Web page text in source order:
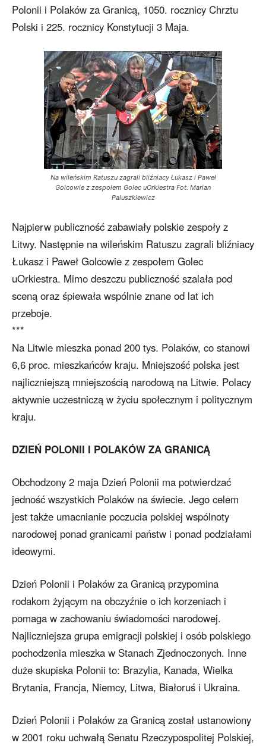
Polonii i Polaków za Granicą, 1050. rocznicy Chrztu
Polski i 225. rocznicy Konstytucji 3 Maja.
Na wileńskim Ratuszu zagrali bliźniacy Łukasz i Paweł
Golcowie z zespołem Golec uOrkiestra Fot. Marian
Paluszkiewicz
Najpierw publiczność zabawiały polskie zespoły z
Litwy. Następnie na wileńskim Ratuszu zagrali bliźniacy
Łukasz i Paweł Golcowie z zespołem Golec
uOrkiestra. Mimo deszczu publiczność szalała pod
sceną oraz śpiewała wspólnie znane od lat ich
przeboje.
***
Na Litwie mieszka ponad 200 tys. Polaków, co stanowi
6,6 proc. mieszkańców kraju. Mniejszość polska jest
najliczniejszą mniejszością narodową na Litwie. Polacy
aktywnie uczestniczą w życiu społecznym i politycznym
kraju.
DZIEŃ POLONII I POLAKÓW ZA GRANICĄ
Obchodzony 2 maja Dzień Polonii ma potwierdzać
jedność wszystkich Polaków na świecie. Jego celem
jest także umacnianie poczucia polskiej wspólnoty
narodowej ponad granicami państw i ponad podziałami
ideowymi.
Dzień Polonii i Polaków za Granicą przypomina
rodakom żyjącym na obczyźnie o ich korzeniach i
pomaga w zachowaniu świadomości narodowej.
Najliczniejsza grupa emigracji polskiej i osób polskiego
pochodzenia mieszka w Stanach Zjednoczonych. Inne
duże skupiska Polonii to: Brazylia, Kanada, Wielka
Brytania, Francja, Niemcy, Litwa, Białoruś i Ukraina.
Dzień Polonii i Polaków za Granicą został ustanowiony
w 2001 roku uchwałą Senatu Rzeczypospolitej Polskiej,